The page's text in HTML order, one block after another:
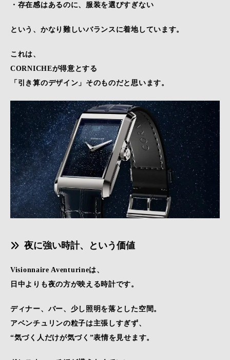
・存在感はあるのに、服装を選びすぎない
という、かなり難しいバランスに着地しています。
これは、
CORNICHEが得意とする
「引き算のデザイン」そのものだと思います。
夜に強い時計、という価値
Visionnaire Aventurineは、
日中よりも夜の方が映える時計です。
ディナー、バー、少し照明を落とした空間。
アベンチュリンの粒子は主張しすぎず、
“気づく人だけが気づく”表情を見せます。